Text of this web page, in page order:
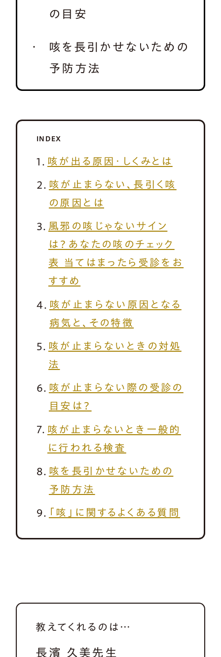
の目安
咳を長引かせないための
予防方法
INDEX
咳が出る原因・しくみとは
咳が止まらない、長引く咳
の原因とは
風邪の咳じゃないサイン
は？あなたの咳のチェック
表 当てはまったら受診をお
すすめ
咳が止まらない原因となる
病気と、その特徴
咳が止まらないときの対処
法
咳が止まらない際の受診の
目安は？
咳が止まらないとき一般的
に行われる検査
咳を長引かせないための
予防方法
「咳」に関するよくある質問
教えてくれるのは…
長濱 久美先生